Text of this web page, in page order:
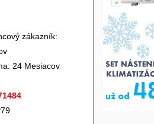
zákazník:
24 Mesiacov